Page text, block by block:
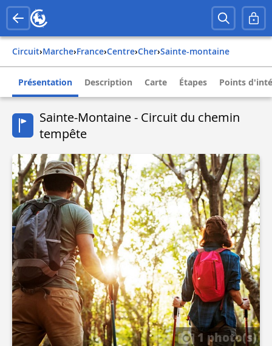
Circuit› Marche› france› centre› cher› sainte-montaine
Présentation Description Carte Étapes Points
Sainte-Montaine - Circuit du chemin
tempête
1 photo(s)